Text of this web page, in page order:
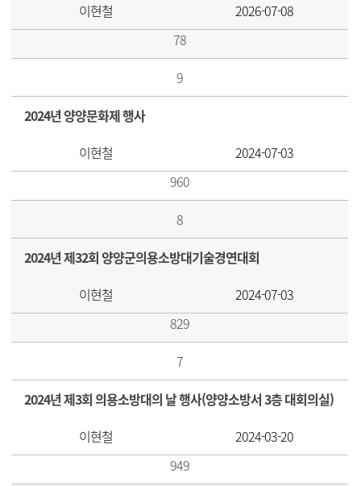
이현철
2026-07-08
78
9
2024년 양양문화제 행사
이현철
2024-07-03
960
8
2024년 제32회 양양군의용소방대기술경연대회
이현철
2024-07-03
829
7
2024년 제3회 의용소방대의 날 행사(양양소방서 3층 대회의실)
이현철
2024-03-20
949